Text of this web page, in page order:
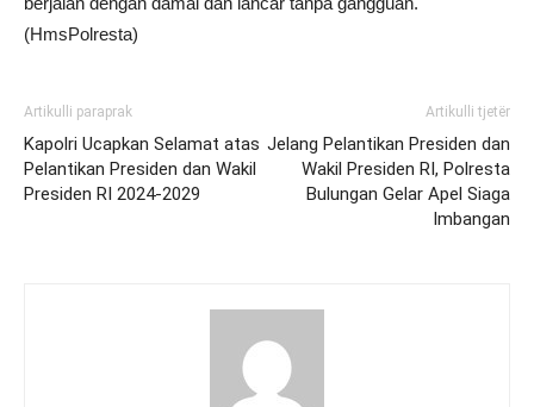
(HmsPolresta)
Artikulli paraprak
Kapolri Ucapkan Selamat atas
Pelantikan Presiden dan Wakil
Presiden RI 2024-2029
Artikulli tjetër
Jelang Pelantikan Presiden dan
Wakil Presiden RI, Polresta
Bulungan Gelar Apel Siaga
Imbangan